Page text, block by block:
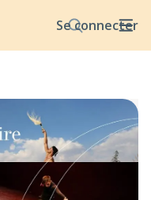
Se connecter